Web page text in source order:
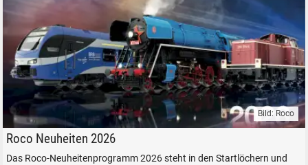
Roco Neuheiten H0 H0e 2026 Katalog Modelleisenbahn Modellbahn
Bild: Roco
Roco Neuheiten 2026
Das Roco-Neuheitenprogramm 2026 steht in den Startlöchern und
suchen Abbrechen